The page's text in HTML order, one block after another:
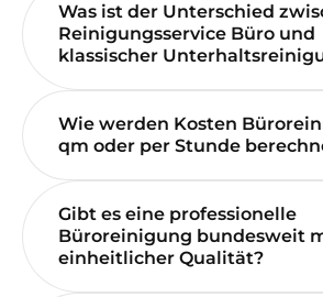
Was ist der Unterschied
Reinigungsservice Büro und
klassischer
Wie werden Kosten
qm oder per Stunde
Gibt es eine professionelle
Büroreinigung bundesweit
einheitlicher Qualität?